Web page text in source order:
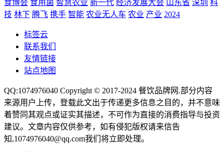
食博会 食用菌 智慧农业 新一代 经济发展大会 山东省 深圳 科
技 林下 腾飞 携手 智能 农业无人车 农业 产业 2024
标签云
联系我们
友情链接
站点地图
QQ:1074976040 Copyright © 2017-2024 餐饮品牌网 .部分内容
来源用户上传，登载此文出于传递更多信息之目的，并不意味
着赞同其观点或证实其描述，不可作为直接的消费指导与投资
建议。文章内容仅供参考，如有侵犯版权请来信告
知,1074976040@qq.com我们将立即处理。